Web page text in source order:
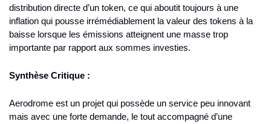
distribution directe d’un token, ce qui aboutit toujours à une
inflation qui pousse irrémédiablement la valeur des tokens à la
baisse lorsque les émissions atteignent une masse trop
importante par rapport aux sommes investies.
Synthèse Critique :
Aerodrome est un projet qui possède un service peu innovant
mais avec une forte demande, le tout accompagné d’une